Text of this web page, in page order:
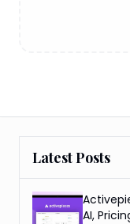
Latest Posts
AI,